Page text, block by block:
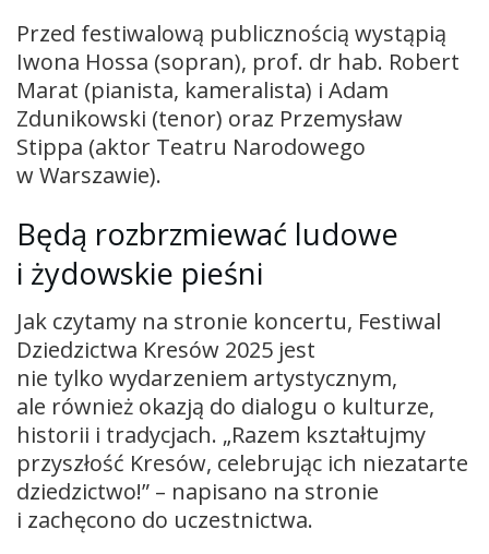
Przed festiwalową publicznością wystąpią
Iwona Hossa (sopran), prof. dr hab. Robert
Marat (pianista, kameralista) i Adam
Zdunikowski (tenor) oraz Przemysław
Stippa (aktor Teatru Narodowego
w Warszawie).
Będą rozbrzmiewać ludowe
i żydowskie pieśni
Jak czytamy na stronie koncertu, Festiwal
Dziedzictwa Kresów 2025 jest
nie tylko wydarzeniem artystycznym,
ale również okazją do dialogu o kulturze,
historii i tradycjach. „Razem kształtujmy
przyszłość Kresów, celebrując ich niezatarte
dziedzictwo!” – napisano na stronie
i zachęcono do uczestnictwa.